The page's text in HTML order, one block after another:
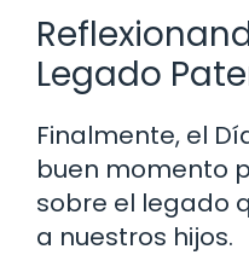
Legado
Finalmente, el
buen momento
sobre el legado
a nuestros hijos.